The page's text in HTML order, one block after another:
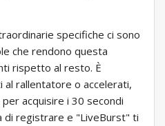
specifiche ci sono
che rendono questa
rispetto al resto. È
rallentatore o accelerati,
acquisire i 30 secondi
di registrare e "LiveBurst" ti